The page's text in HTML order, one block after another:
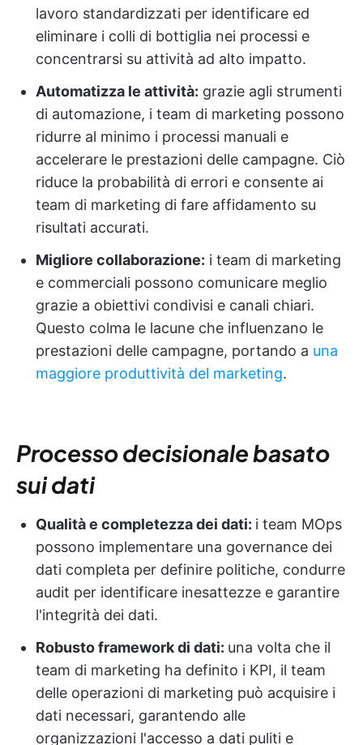
lavoro standardizzati per identificare ed
eliminare i colli di bottiglia nei processi e
concentrarsi su attività ad alto impatto.
Automatizza le attività: grazie agli strumenti
di automazione, i team di marketing possono
ridurre al minimo i processi manuali e
accelerare le prestazioni delle campagne. Ciò
riduce la probabilità di errori e consente ai
team di marketing di fare affidamento su
risultati accurati.
Migliore collaborazione: i team di marketing
e commerciali possono comunicare meglio
grazie a obiettivi condivisi e canali chiari.
Questo colma le lacune che influenzano le
prestazioni delle campagne, portando a una
maggiore produttività del marketing.
Processo decisionale basato
sui dati
Qualità e completezza dei dati: i team MOps
possono implementare una governance dei
dati completa per definire politiche, condurre
audit per identificare inesattezze e garantire
l'integrità dei dati.
Robusto framework di dati: una volta che il
team di marketing ha definito i KPI, il team
delle operazioni di marketing può acquisire i
dati necessari, garantendo alle
organizzazioni l'accesso a dati puliti e